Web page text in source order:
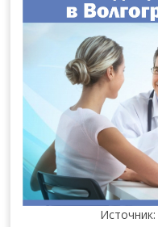
Источник: